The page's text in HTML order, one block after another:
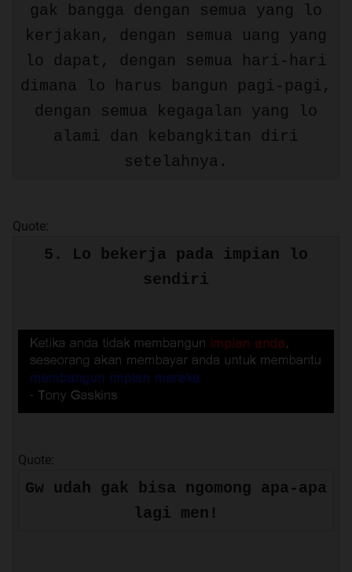
gak bangga dengan semua yang lo
kerjakan, dengan semua uang yang
lo dapat, dengan semua hari-hari
dimana lo harus bangun pagi-pagi,
dengan semua kegagalan yang lo
alami dan kebangkitan diri
setelahnya.
Quote:
5. Lo bekerja pada impian lo
sendiri
Quote:
Gw udah gak bisa ngomong apa-apa
lagi men!